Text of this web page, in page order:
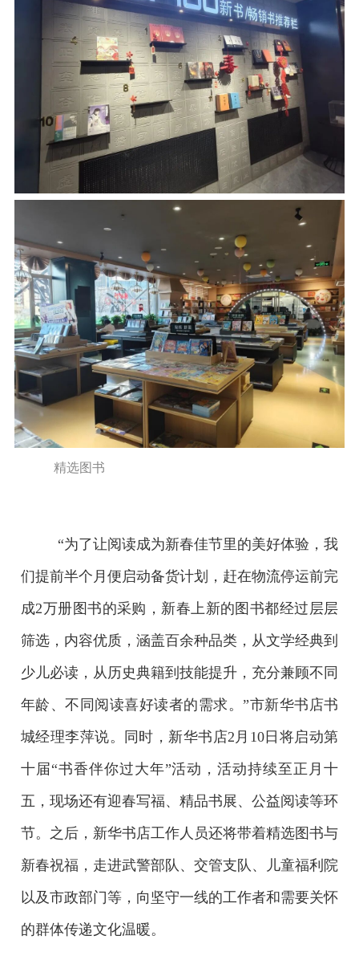
精选图书
“为了让阅读成为新春佳节里的美好体验，我
们提前半个月便启动备货计划，赶在物流停运前完
成2万册图书的采购，新春上新的图书都经过层层
筛选，内容优质，涵盖百余种品类，从文学经典到
少儿必读，从历史典籍到技能提升，充分兼顾不同
年龄、不同阅读喜好读者的需求。”市新华书店书
城经理李萍说。同时，新华书店2月10日将启动第
十届“书香伴你过大年”活动，活动持续至正月十
五，现场还有迎春写福、精品书展、公益阅读等环
节。之后，新华书店工作人员还将带着精选图书与
新春祝福，走进武警部队、交管支队、儿童福利院
以及市政部门等，向坚守一线的工作者和需要关怀
的群体传递文化温暖。